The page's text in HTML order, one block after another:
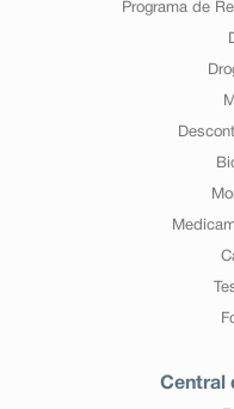
Programa de
Central